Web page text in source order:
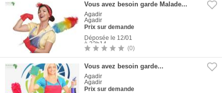
Vous avez besoin garde Malade...
Déposée le 12/01
à 22h14
Agadir
Agadir
Prix sur demande
(0)
Vous avez besoin garde...
Agadir
Agadir
Prix sur demande